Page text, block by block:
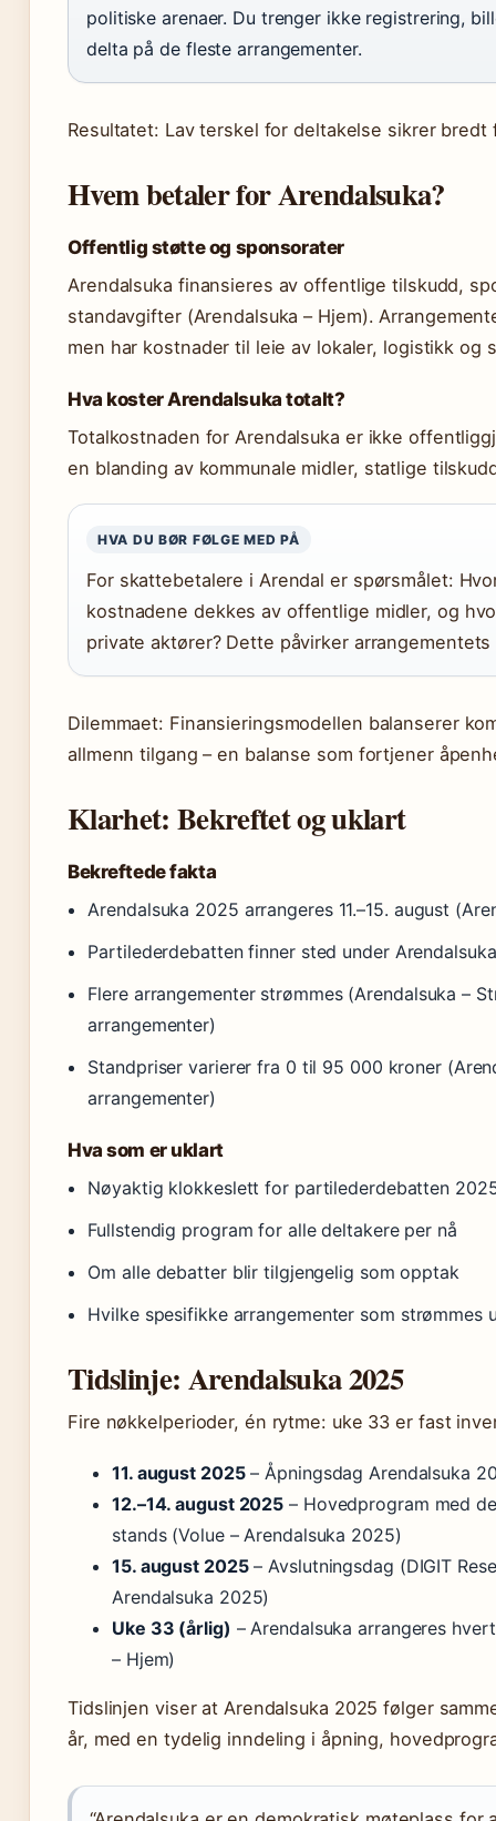
politiske arenaer. Du trenger ikke registrering,
delta på de fleste arrangementer.
Resultatet: Lav terskel for deltakelse sikrer bredt
Hvem betaler for Arendalsuka?
Offentlig støtte og sponsorater
Arendalsuka finansieres av offentlige tilskudd,
standavgifter (Arendalsuka – Hjem).
men har kostnader til leie av lokaler, logistikk og
Hva koster Arendalsuka totalt?
Totalkostnaden for Arendalsuka er ikke
en blanding av kommunale midler, statlige
HVA DU BØR FØLGE MED PÅ
For skattebetalere i Arendal er spørsmålet:
kostnadene dekkes av offentlige midler, og
private aktører? Dette påvirker
Dilemmaet: Finansieringsmodellen balanserer
allmenn tilgang – en balanse som fortjener
Klarhet: Bekreftet og uklart
Bekreftede fakta
Arendalsuka 2025 arrangeres 11.–15. august
Partilederdebatten finner sted under Arendalsuka
Flere arrangementer strømmes (Arendalsuka –
arrangementer)
Standpriser varierer fra 0 til 95 000 kroner
arrangementer)
Hva som er uklart
Nøyaktig klokkeslett for partilederdebatten
Fullstendig program for alle deltakere per nå
Om alle debatter blir tilgjengelig som opptak
Hvilke spesifikke arrangementer som strømmes
Tidslinje: Arendalsuka 2025
Fire nøkkelperioder, én rytme: uke 33 er fast
11. august 2025– Åpningsdag Arendalsuka
12.–14. august 2025 – Hovedprogram med
stands (Volue – Arendalsuka 2025)
15. august 2025– Avslutningsdag (DIGIT
Arendalsuka 2025)
Uke 33 (årlig) – Arendalsuka arrangeres
– Hjem)
Tidslinjen viser at Arendalsuka 2025 følger
år, med en tydelig inndeling i åpning,